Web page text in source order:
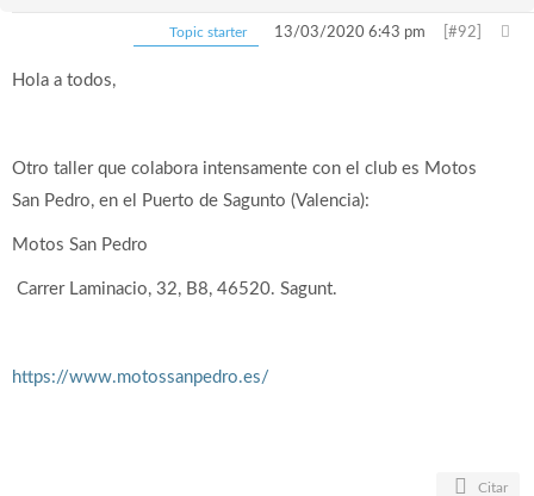
Topic starter 13/03/2020 6:43 pm [#92]
Hola a todos,
Otro taller que colabora intensamente con el club es Motos
San Pedro, en el Puerto de Sagunto (Valencia):
Motos San Pedro
Carrer Laminacio, 32, B8, 46520. Sagunt.
https://www.motossanpedro.es/
Citar